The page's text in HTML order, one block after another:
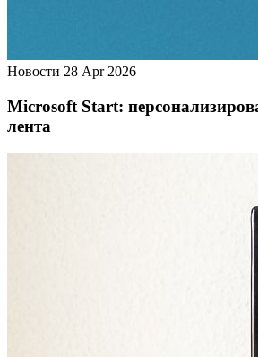
Новости 28 Apr 2026
Microsoft Start:
лента